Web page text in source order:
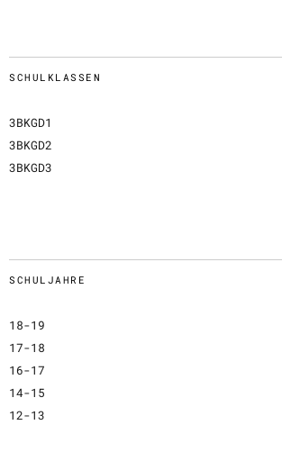
SCHULKLASSEN
3BKGD1
3BKGD2
3BKGD3
SCHULJAHRE
18-19
17-18
16-17
14-15
12-13